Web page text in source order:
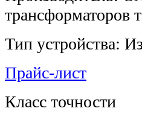
трансформаторов
Тип устройства:
Прайс-лист
Класс точности